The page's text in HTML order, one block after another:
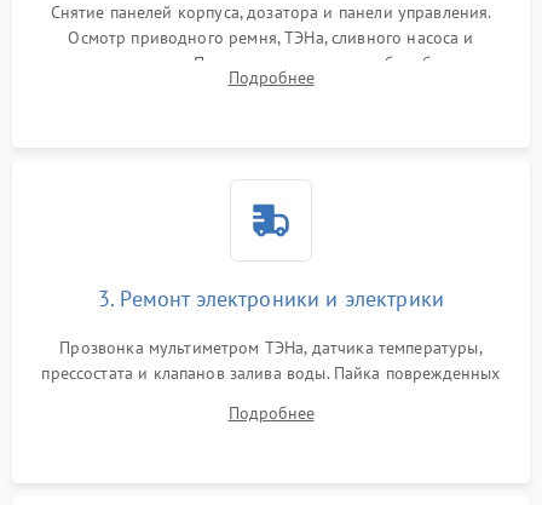
Снятие панелей корпуса, дозатора и панели управления.
Осмотр приводного ремня, ТЭНа, сливного насоса и
амортизаторов. Проверка подшипников барабана и
крестовины на износ, а манжеты люка на разрывы.
Подробнее
3. Ремонт электроники и электрики
Прозвонка мультиметром ТЭНа, датчика температуры,
прессостата и клапанов залива воды. Пайка поврежденных
Восстановление целостности проводки и контактов.
Подробнее